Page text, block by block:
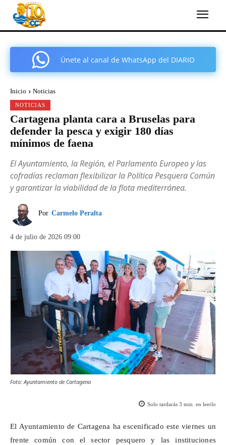
Únete al canal de WhatsApp del DIARIO
Inicio Noticias
NOTICIAS
Cartagena planta cara a Bruselas para
defender la pesca y exigir 180 días
mínimos de faena
El Ayuntamiento, la Región, el Parlamento Europeo y las
cofradías reclaman flexibilizar la Política Pesquera Común
y garantizar la viabilidad de la flota mediterránea.
Por Carmelo Peralta
4 de julio de 2026 09:00
Foto: Ayuntamiento de Cartagena
Solo tardarás 3 min. en leerlo
El Ayuntamiento de Cartagena ha escenificado este viernes un
frente común con el sector pesquero y las instituciones